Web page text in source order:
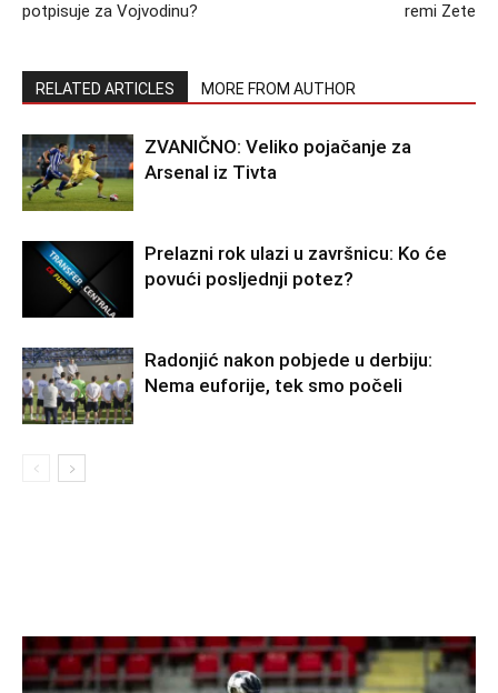
potpisuje za Vojvodinu?
remi Zete
RELATED ARTICLES MORE FROM AUTHOR
ZVANIČNO: Veliko pojačanje za
Arsenal iz Tivta
Prelazni rok ulazi u završnicu: Ko će
povući posljednji potez?
Radonjić nakon pobjede u derbiju:
Nema euforije, tek smo počeli